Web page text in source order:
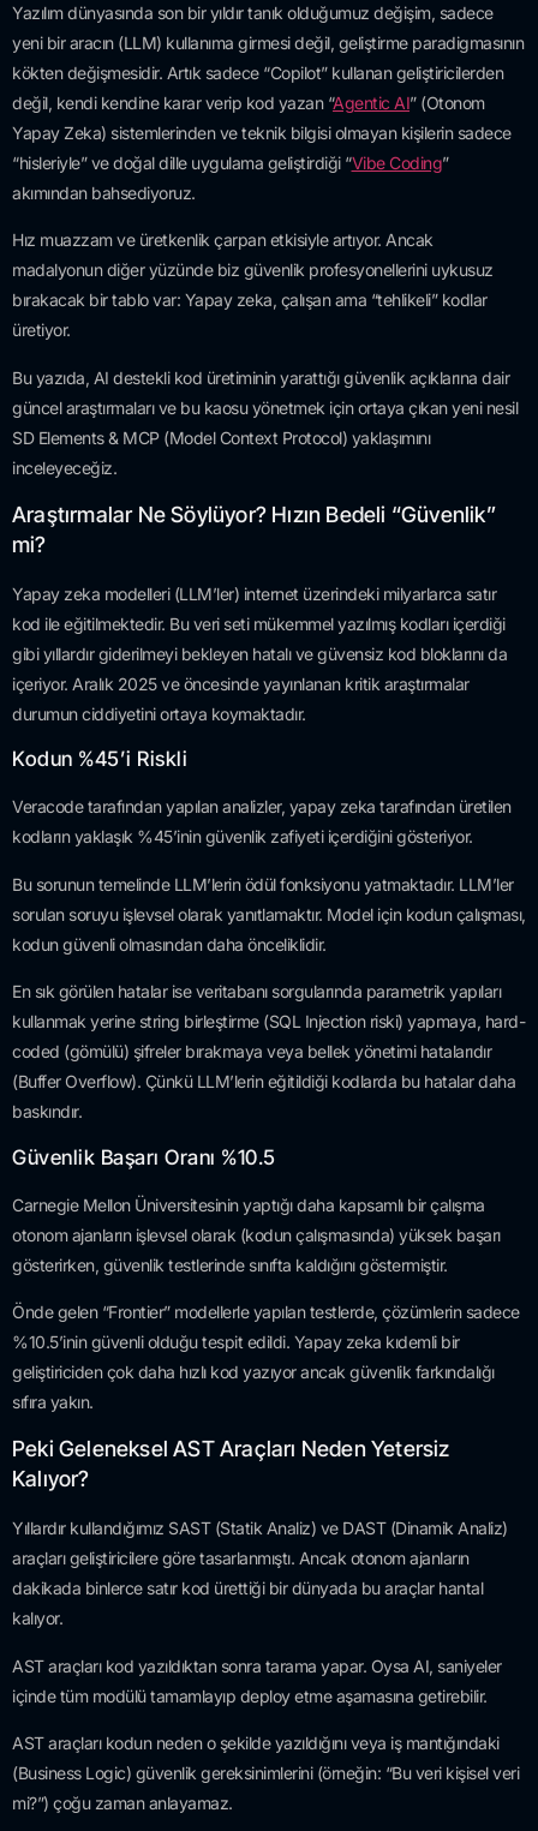
Yazılım dünyasında son bir yıldır tanık olduğumuz değişim, sadece
yeni bir aracın (LLM) kullanıma girmesi değil, geliştirme paradigmasının
kökten değişmesidir. Artık sadece “Copilot” kullanan geliştiricilerden
değil, kendi kendine karar verip kod yazan “Agentic AI” (Otonom
Yapay Zeka) sistemlerinden ve teknik bilgisi olmayan kişilerin sadece
“hisleriyle” ve doğal dille uygulama geliştirdiği “Vibe Coding”
akımından bahsediyoruz.
Hız muazzam ve üretkenlik çarpan etkisiyle artıyor. Ancak
madalyonun diğer yüzünde biz güvenlik profesyonellerini uykusuz
bırakacak bir tablo var: Yapay zeka, çalışan ama “tehlikeli” kodlar
üretiyor.
Bu yazıda, AI destekli kod üretiminin yarattığı güvenlik açıklarına dair
güncel araştırmaları ve bu kaosu yönetmek için ortaya çıkan yeni nesil
SD Elements & MCP (Model Context Protocol) yaklaşımını
inceleyeceğiz.
Araştırmalar Ne Söylüyor? Hızın Bedeli “Güvenlik”
mi?
Yapay zeka modelleri (LLM’ler) internet üzerindeki milyarlarca satır
kod ile eğitilmektedir. Bu veri seti mükemmel yazılmış kodları içerdiği
gibi yıllardır giderilmeyi bekleyen hatalı ve güvensiz kod bloklarını da
içeriyor. Aralık 2025 ve öncesinde yayınlanan kritik araştırmalar
durumun ciddiyetini ortaya koymaktadır.
Kodun %45’i Riskli
Veracode tarafından yapılan analizler, yapay zeka tarafından üretilen
kodların yaklaşık %45’inin güvenlik zafiyeti içerdiğini gösteriyor.
Bu sorunun temelinde LLM’lerin ödül fonksiyonu yatmaktadır. LLM’ler
sorulan soruyu işlevsel olarak yanıtlamaktır. Model için kodun çalışması,
kodun güvenli olmasından daha önceliklidir.
En sık görülen hatalar ise veritabanı sorgularında parametrik yapıları
kullanmak yerine string birleştirme (SQL Injection riski) yapmaya, hard-
coded (gömülü) şifreler bırakmaya veya bellek yönetimi hatalarıdır
(Buffer Overflow). Çünkü LLM’lerin eğitildiği kodlarda bu hatalar daha
baskındır.
Güvenlik Başarı Oranı %10.5
Carnegie Mellon Üniversitesinin yaptığı daha kapsamlı bir çalışma
otonom ajanların işlevsel olarak (kodun çalışmasında) yüksek başarı
gösterirken, güvenlik testlerinde sınıfta kaldığını göstermiştir.
Önde gelen “Frontier” modellerle yapılan testlerde, çözümlerin sadece
%10.5’inin güvenli olduğu tespit edildi. Yapay zeka kıdemli bir
geliştiriciden çok daha hızlı kod yazıyor ancak güvenlik farkındalığı
sıfıra yakın.
Peki Geleneksel AST Araçları Neden Yetersiz
Kalıyor?
Yıllardır kullandığımız SAST (Statik Analiz) ve DAST (Dinamik Analiz)
araçları geliştiricilere göre tasarlanmıştı. Ancak otonom ajanların
dakikada binlerce satır kod ürettiği bir dünyada bu araçlar hantal
kalıyor.
AST araçları kod yazıldıktan sonra tarama yapar. Oysa AI, saniyeler
içinde tüm modülü tamamlayıp deploy etme aşamasına getirebilir.
AST araçları kodun neden o şekilde yazıldığını veya iş mantığındaki
(Business Logic) güvenlik gereksinimlerini (örneğin: “Bu veri kişisel veri
mi?”) çoğu zaman anlayamaz.